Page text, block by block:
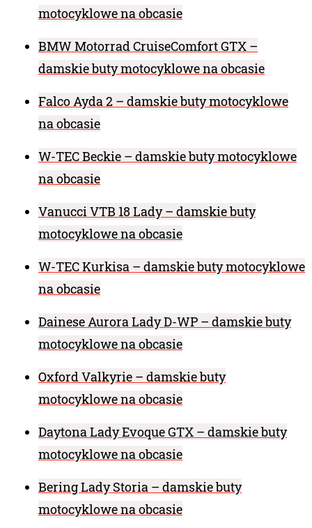
motocyklowe na obcasie
BMW Motorrad CruiseComfort GTX –
damskie buty motocyklowe na obcasie
Falco Ayda 2 – damskie buty motocyklowe
na obcasie
W-TEC Beckie – damskie buty motocyklowe
na obcasie
Vanucci VTB 18 Lady – damskie buty
motocyklowe na obcasie
W-TEC Kurkisa – damskie buty motocyklowe
na obcasie
Dainese Aurora Lady D-WP – damskie buty
motocyklowe na obcasie
Oxford Valkyrie – damskie buty
motocyklowe na obcasie
Daytona Lady Evoque GTX – damskie buty
motocyklowe na obcasie
Bering Lady Storia – damskie buty
motocyklowe na obcasie